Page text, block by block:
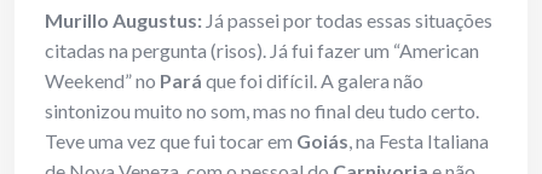
Murillo Augustus: Já passei por todas essas situações
citadas na pergunta (risos). Já fui fazer um “American
Weekend” no Pará que foi difícil. A galera não
sintonizou muito no som, mas no final deu tudo certo.
Teve uma vez que fui tocar em Goiás, na Festa Italiana